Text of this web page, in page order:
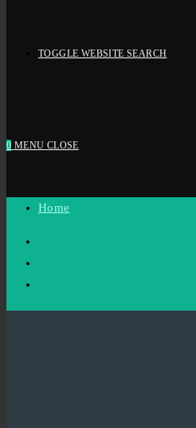
TOGGLE WEBSITE SEARCH
0 MENU CLOSE
Home